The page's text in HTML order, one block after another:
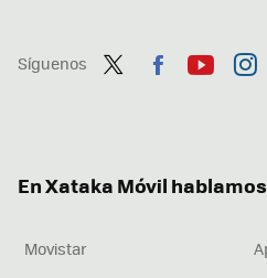
Síguenos
En Xataka Móvil
Movistar